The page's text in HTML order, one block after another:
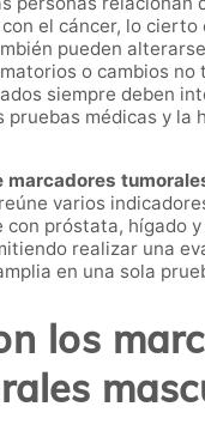
el cáncer, lo cierto
pueden
o cambios no
siempre deben
pruebas médicas y la
marcadores
reúne varios
con próstata, hígado
realizar una
en una sola
los